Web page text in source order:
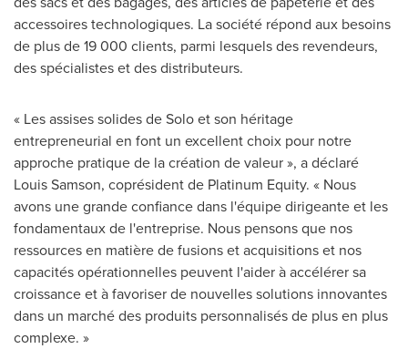
accessoires technologiques. La société répond aux besoins
de plus de 19 000 clients, parmi lesquels des revendeurs,
des spécialistes et des distributeurs.
« Les assises solides de Solo et son héritage
entrepreneurial en font un excellent choix pour notre
approche pratique de la création de valeur », a déclaré
Louis Samson, coprésident de Platinum Equity. « Nous
avons une grande confiance dans l'équipe dirigeante et les
fondamentaux de l'entreprise. Nous pensons que nos
ressources en matière de fusions et acquisitions et nos
capacités opérationnelles peuvent l'aider à accélérer sa
croissance et à favoriser de nouvelles solutions innovantes
dans un marché des produits personnalisés de plus en plus
complexe. »